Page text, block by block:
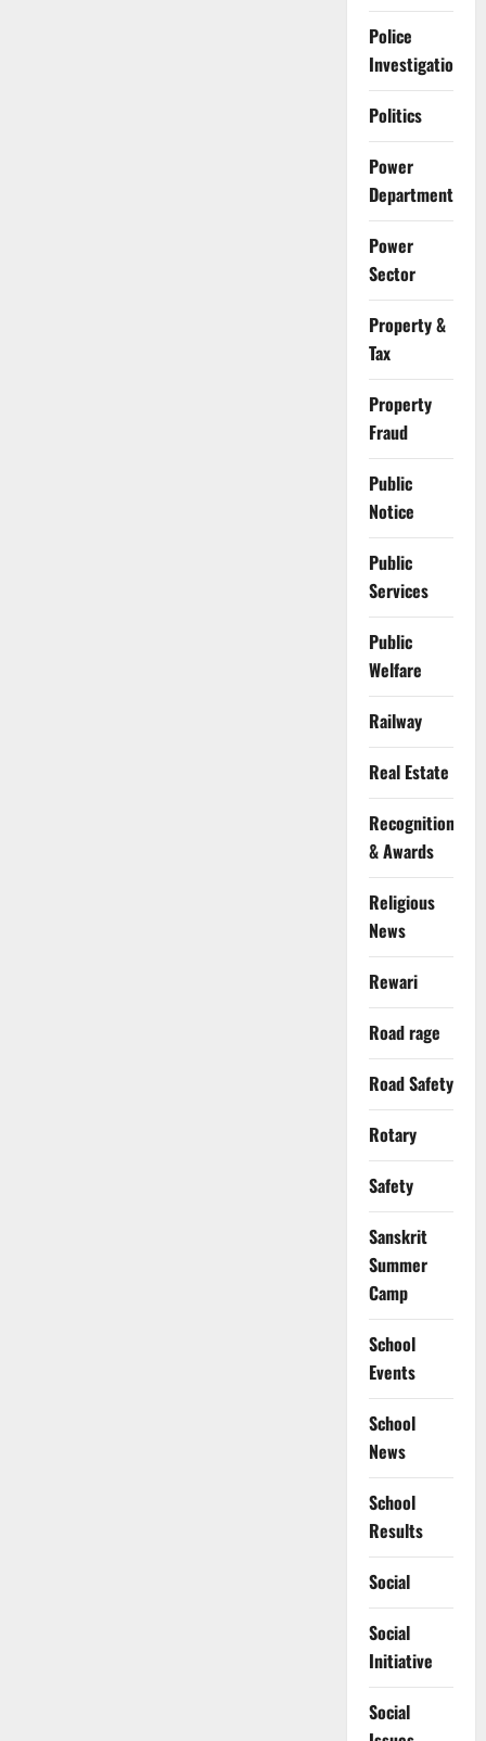
Police
Investigation
Politics
Power
Department
Power
Sector
Property &
Tax
Property
Fraud
Public
Notice
Public
Services
Public
Welfare
Railway
Real Estate
Recognition
& Awards
Religious
News
Rewari
Road rage
Road Safety
Rotary
Safety
Sanskrit
Summer
Camp
School
Events
School
News
School
Results
Social
Social
Initiative
Social